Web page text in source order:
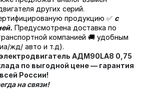
других серий.
продукцию ✅ с
Предусмотрена доставка по
компанией 🚚 удобным
жд/ авто и т.д).
АДМ90LA8 0,75
по выгодной цене — гарантия
России!
на связи!